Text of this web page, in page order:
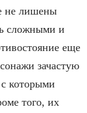
не лишены
сложными и
еще
зачастую
которыми
того, их